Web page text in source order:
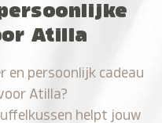
Atilla
en persoonlijk cadeau
Atilla?
helpt jouw